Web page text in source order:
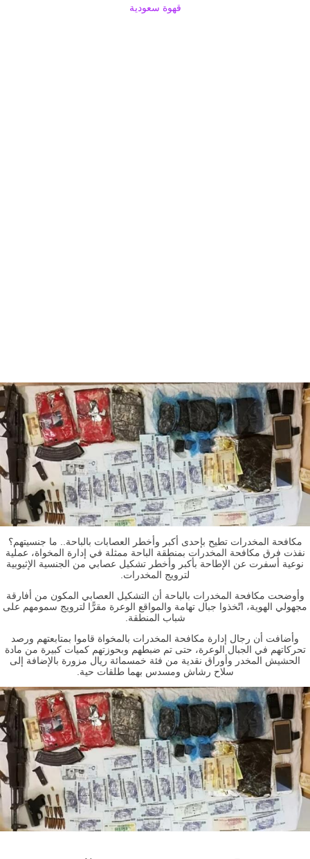
قهوة سعودية
مكافحة المخدرات تطيح بإحدى أكبر وأخطر العصابات بالباحة.. ما جنسيتهم؟
نفذت فرق مكافحة المخدرات بمنطقة الباحة ممثلة في إدارة المخواة، عملية
نوعية أسفرت عن الإطاحة بأكبر وأخطر تشكيل عصابي من الجنسية الإثيوبية
لترويج المخدرات.
وأوضحت مكافحة المخدرات بالباحة أن التشكيل العصابي المكون من أفارقة
مجهولي الهوية، اتّخذوا جبال تهامة والمواقع الوعرة مقرًّا لترويج سمومهم على
شباب المنطقة.
وأضافت أن رجال إدارة مكافحة المخدرات بالمخواة قاموا بمتابعتهم ورصد
تحركاتهم في الجبال الوعرة، حتى تم ضبطهم وبحوزتهم كميات كبيرة من مادة
الحشيش المخدر وأوراق نقدية من فئة خمسمائة ريال مزورة بالإضافة إلى
سلاح رشاش ومسدس بهما طلقات حية.